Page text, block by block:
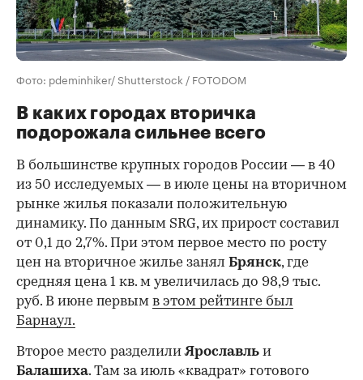
Фото: pdeminhiker/ Shutterstock / FOTODOM
В каких городах вторичка
подорожала сильнее всего
В большинстве крупных городов России — в 40
из 50 исследуемых — в июле цены на вторичном
рынке жилья показали положительную
динамику. По данным SRG, их прирост составил
от 0,1 до 2,7%. При этом первое место по росту
цен на вторичное жилье занял Брянск, где
средняя цена 1 кв. м увеличилась до 98,9 тыс.
руб. В июне первым в этом рейтинге был
Барнаул.
Второе место разделилиЯрославль и
Балашиха. Там за июль «квадрат» готового